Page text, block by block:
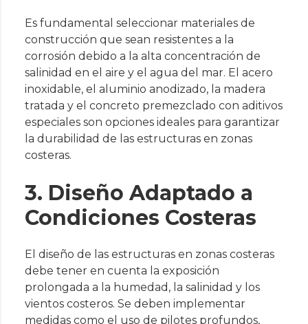
Es fundamental seleccionar materiales de
construcción que sean resistentes a la
corrosión debido a la alta concentración de
salinidad en el aire y el agua del mar. El acero
inoxidable, el aluminio anodizado, la madera
tratada y el concreto premezclado con aditivos
especiales son opciones ideales para garantizar
la durabilidad de las estructuras en zonas
costeras.
3. Diseño Adaptado a
Condiciones Costeras
El diseño de las estructuras en zonas costeras
debe tener en cuenta la exposición
prolongada a la humedad, la salinidad y los
vientos costeros. Se deben implementar
medidas como el uso de pilotes profundos,